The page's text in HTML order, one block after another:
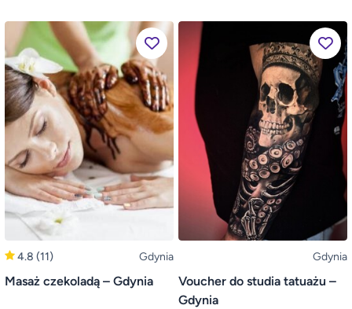
4.8 (11) Gdynia
Masaż czekoladą – Gdynia
Gdynia
Voucher do studia tatuażu –
Gdynia